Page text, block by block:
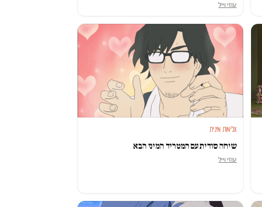
עוזי וייל
אלימות מינית
שיחה סודית עם המטריד המיני הבא
עוזי וייל